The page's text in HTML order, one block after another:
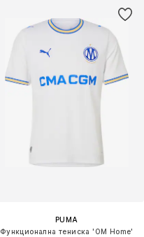
PUMA
Функционална тениска 'OM Home'